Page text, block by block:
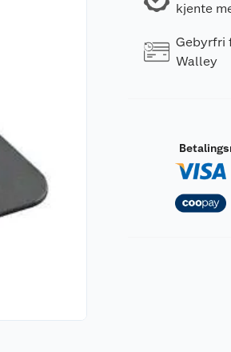
kjente
Gebyrfri
Walley